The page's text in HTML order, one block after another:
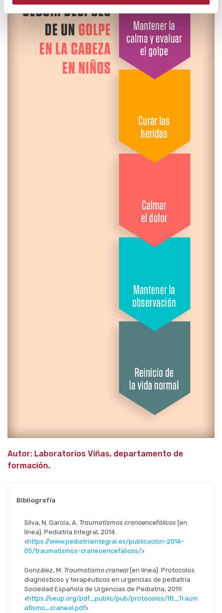
Autor: Laboratorios Viñas, departamento de
formación.
Bibliografía
Silva, N. García, A. Traumatismos cranoencefálicos [en
línea]. Pediatría Integral, 2014.
<https://www.pediatriaintegral.es/publicacion-2014-
05/traumatismos-craneoencefalicos/>
González, M. Traumatismo craneal [en línea]. Protocolos
diagnósticos y terapéuticos en urgencias de pediatría.
Sociedad Española de Urgencias de Pediatria, 2019.
<https://seup.org/pdf_public/pub/protocolos/18_Traum
atismo_craneal.pdf>